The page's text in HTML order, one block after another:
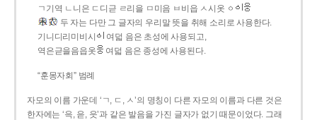
ㄱ기역 ㄴ니은 ㄷ디귿 ㄹ리을 ㅁ미음 ㅂ비읍 ㅅ시옷 ㆁ
두 자는 다만 그 글자의 우리말 뜻을 취해 소리로 사용한다.
기니디리미비시
여덟 음은 초성에 사용되고,
역은귿을음읍옷
여덟 음은 종성에 사용된다.
“훈몽자회” 범례
자모의 이름 가운데 ‘ㄱ, ㄷ, ㅅ’의 명칭이 다른 자모의 이름과 다른 것은
한자에는 ‘윽, 읃, 읏’과 같은 발음을 가진 글자가 없기 때문이었다. 그래